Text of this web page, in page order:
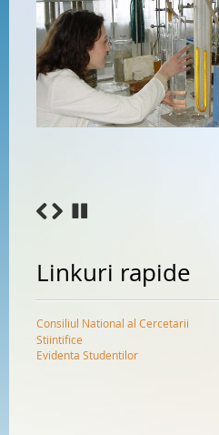
Linkuri rapide
Consiliul National al Cercetarii
Stiintifice
Evidenta Studentilor